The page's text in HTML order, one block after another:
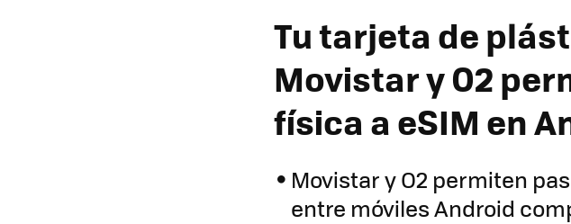
Tu tarjeta de
Movistar y O2
física a eSIM en
Movistar y O2 permiten
entre móviles Android